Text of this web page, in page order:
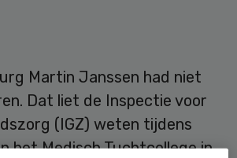
Martin Janssen had niet
Dat liet de Inspectie voor
(IGZ) weten tijdens
het Medisch Tuchtcollege in